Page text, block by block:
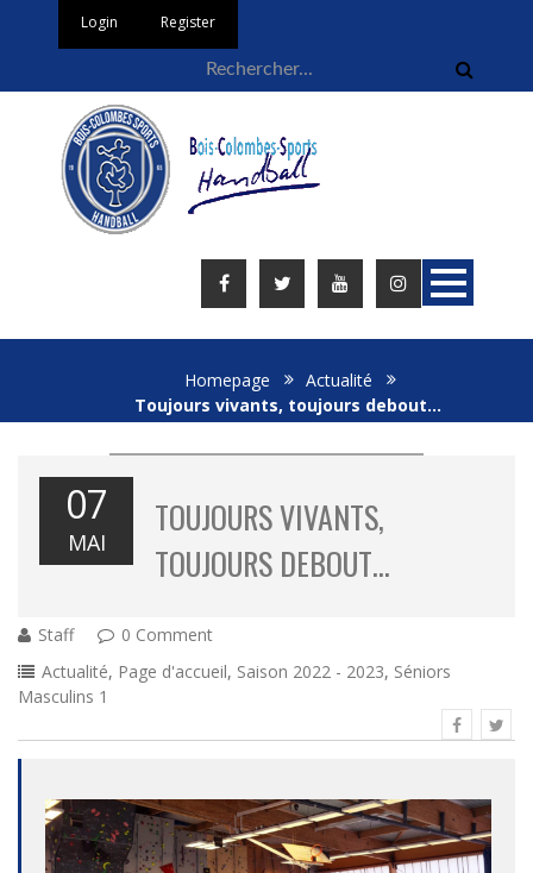
Login Register
Homepage
Actualité
Toujours vivants, toujours debout…
07
MAI
TOUJOURS VIVANTS,
TOUJOURS DEBOUT…
Staff
0 Comment
Actualité, Page d'accueil, Saison 2022 - 2023, Séniors
Masculins 1